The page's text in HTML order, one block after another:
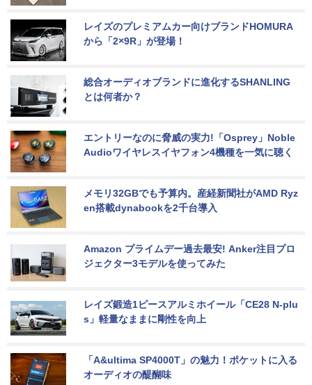
レイズのプレミアムカー向けブランドHOMURA
から「2×9R」が登場！
総合オーディオブランドに進化するSHANLING
とは何者か？
エントリーなのに脅威の実力!「Osprey」Noble
Audioワイヤレスイヤフォン4機種を一気に聴く
メモリ32GBでも予算内。産経新聞社がAMD Ryz
en搭載dynabookを2千台導入
Amazon プライムデー過去最安! Anker注目プロ
ジェクター3モデルを使ってみた
レイズ鍛造1ピースアルミホイール「CE28 N-plu
s」軽量なままに剛性を向上
「A&ultima SP4000T」の魅力！ポケットに入る
オーディオの醍醐味